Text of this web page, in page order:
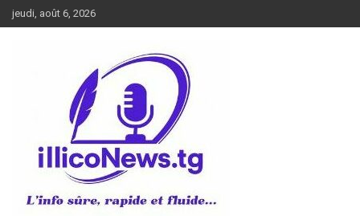
Aller
au
jeudi, août 6, 2026